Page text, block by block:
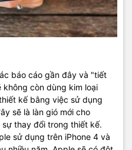
báo cáo gần đây và "tiết
không còn dùng kim loại
kế bằng việc sử dụng
sẽ là làn gió mới cho
sự thay đổi trong thiết kế.
sử dụng trên iPhone 4 và